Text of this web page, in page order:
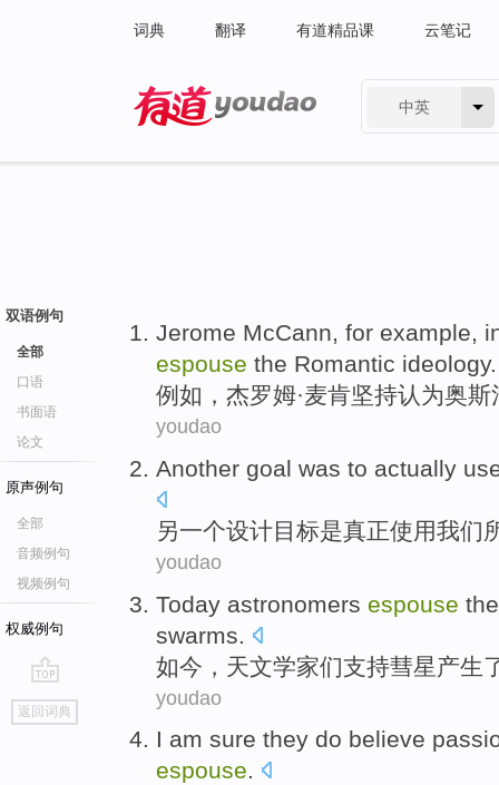
词典 翻译 有道精品课 云笔记
中英
双语例句
全部
口语
书面语
论文
原声例句
全部
音频例句
视频例句
权威例句
go
top
返回词典
Jerome McCann, for example,
espouse the Romantic ideology.
例如 ， 杰罗姆·麦肯坚持认为奥斯
youdao
Another goal was to actually
另一个设计目标是真正使用我们
youdao
Today astronomers espouse the
swarms
如今 ， 天文学家们支持彗星产生
youdao
I am sure they do believe
espouse.